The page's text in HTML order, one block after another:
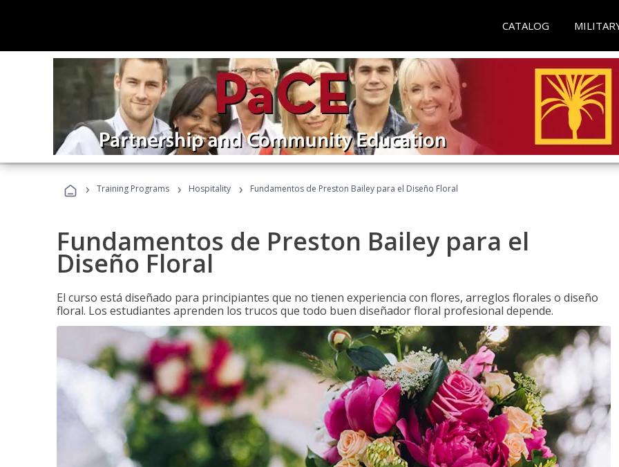
CATALOG
› Training Programs › Hospitality › Fundamentos de Preston Bailey para el Diseño Floral
Fundamentos de Preston Bailey para el
Diseño Floral
El curso está diseñado para principiantes que no tienen experiencia con flores, arreglos florales o diseño
floral. Los estudiantes aprenden los trucos que todo buen diseñador floral profesional depende.